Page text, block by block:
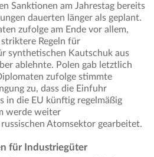
Sanktionen am Jahrestag bereits
dauerten länger als geplant.
zufolge am Ende vor allem,
Regeln für
synthetischen Kautschuk aus
ablehnte. Polen gab letztlich
zufolge stimmte
zu, dass die Einfuhr
in die EU künftig regelmäßig
werde weiter
Atomsektor gearbeitet.
für Industriegüter